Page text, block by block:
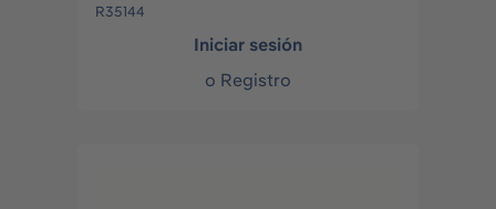
R35144
Iniciar sesión
o Registro